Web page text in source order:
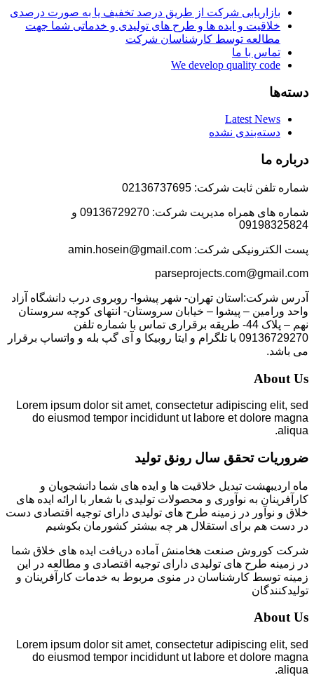
بازاریابی شرکت از طریق درصد تخفیف یا به صورت درصدی
خلاقیت و ایده ها و طرح های تولیدی و خدماتی شما جهت
مطالعه توسط کارشناسان شرکت
تماس با ما
We develop quality code
دسته‌ها
Latest News
دسته‌بندی نشده
درباره ما
شماره تلفن ثابت شرکت: 02136737695
شماره های همراه مدیریت شرکت: 09136729270 و
09198325824
پست الکترونیکی شرکت: amin.hosein@gmail.com
parseprojects.com@gmail.com
آدرس شرکت:استان تهران- شهر پیشوا- روبروی درب دانشگاه آزاد
واحد ورامین – پیشوا – خیابان سروستان- انتهای کوچه سروستان
نهم – پلاک 44- طریقه برقراری تماس با شماره تلفن
09136729270 با تلگرام و ایتا روبیکا و آی گپ بله و واتساپ برقرار
می باشد.
About Us
Lorem ipsum dolor sit amet, consectetur adipiscing elit, sed
do eiusmod tempor incididunt ut labore et dolore magna
aliqua.
ضروریات تحقق سال رونق تولید
ماه اردیبهشت تبدیل خلاقیت ها و ایده های شما دانشجویان و
کارآفرینان به نوآوری و محصولات تولیدی با شعار با ارائه ایده های
خلاق و نوآور در زمینه طرح های تولیدی دارای توجیه اقتصادی دست
در دست هم برای استقلال هر چه بیشتر کشورمان بکوشیم
شرکت کوروش صنعت هخامنش آماده دریافت ایده های خلاق شما
در زمینه طرح های تولیدی دارای توجیه اقتصادی و مطالعه در این
زمینه توسط کارشناسان در منوی مربوط به خدمات کارآفرینان و
تولیدکنندگان
About Us
Lorem ipsum dolor sit amet, consectetur adipiscing elit, sed
do eiusmod tempor incididunt ut labore et dolore magna
aliqua.